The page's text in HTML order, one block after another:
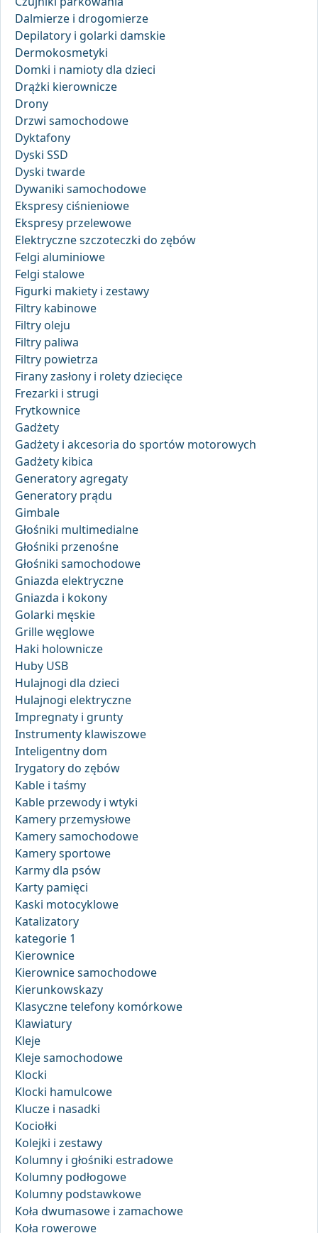
Dalmierze i drogomierze
Depilatory i golarki damskie
Dermokosmetyki
Domki i namioty dla dzieci
Drążki kierownicze
Drony
Drzwi samochodowe
Dyktafony
Dyski SSD
Dyski twarde
Dywaniki samochodowe
Ekspresy ciśnieniowe
Ekspresy przelewowe
Elektryczne szczoteczki do zębów
Felgi aluminiowe
Felgi stalowe
Figurki makiety i zestawy
Filtry kabinowe
Filtry oleju
Filtry paliwa
Filtry powietrza
Firany zasłony i rolety dziecięce
Frezarki i strugi
Frytkownice
Gadżety
Gadżety i akcesoria do sportów motorowych
Gadżety kibica
Generatory agregaty
Generatory prądu
Gimbale
Głośniki multimedialne
Głośniki przenośne
Głośniki samochodowe
Gniazda elektryczne
Gniazda i kokony
Golarki męskie
Grille węglowe
Haki holownicze
Huby USB
Hulajnogi dla dzieci
Hulajnogi elektryczne
Impregnaty i grunty
Instrumenty klawiszowe
Inteligentny dom
Irygatory do zębów
Kable i taśmy
Kable przewody i wtyki
Kamery przemysłowe
Kamery samochodowe
Kamery sportowe
Karmy dla psów
Karty pamięci
Kaski motocyklowe
Katalizatory
kategorie 1
Kierownice
Kierownice samochodowe
Kierunkowskazy
Klasyczne telefony komórkowe
Klawiatury
Kleje
Kleje samochodowe
Klocki
Klocki hamulcowe
Klucze i nasadki
Kociołki
Kolejki i zestawy
Kolumny i głośniki estradowe
Kolumny podłogowe
Kolumny podstawkowe
Koła dwumasowe i zamachowe
Koła rowerowe